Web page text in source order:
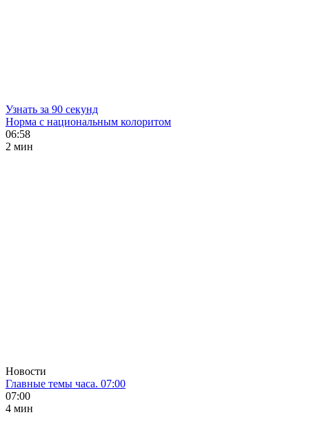
Узнать за 90 секунд
Норма с национальным колоритом
06:58
2 мин
Новости
Главные темы часа. 07:00
07:00
4 мин